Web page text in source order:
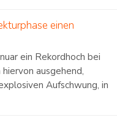
einen
ein Rekordhoch bei
ausgehend,
Aufschwung, in